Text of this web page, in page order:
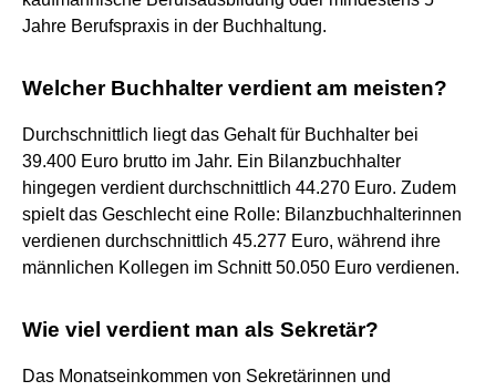
Jahre Berufspraxis in der Buchhaltung.
Welcher Buchhalter verdient am meisten?
Durchschnittlich liegt das Gehalt für Buchhalter bei
39.400 Euro brutto im Jahr. Ein Bilanzbuchhalter
hingegen verdient durchschnittlich 44.270 Euro. Zudem
spielt das Geschlecht eine Rolle: Bilanzbuchhalterinnen
verdienen durchschnittlich 45.277 Euro, während ihre
männlichen Kollegen im Schnitt 50.050 Euro verdienen.
Wie viel verdient man als Sekretär?
Das Monatseinkommen von Sekretärinnen und